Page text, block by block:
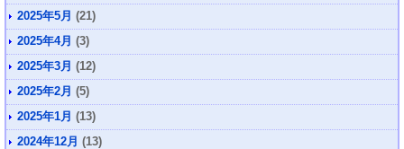
2025年5月 (21)
2025年4月 (3)
2025年3月 (12)
2025年2月 (5)
2025年1月 (13)
2024年12月 (13)